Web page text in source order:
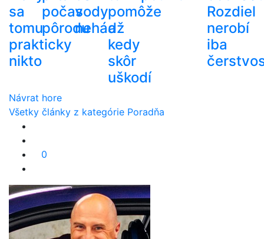
sa
tomu
prakticky
nikto
počas
pôrodu
vody
nehádž
pomôže
a
kedy
skôr
uškodí
Rozdiel
nerobí
iba
Návrat hore
Všetky články z kategórie Poradňa
0